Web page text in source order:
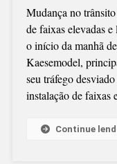
Mudança no
de faixas elevadas
o início da manhã
Kaesemodel,
seu tráfego
instalação de
Continue